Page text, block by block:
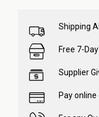
Shipping
Free 7-
Supplier
Pay